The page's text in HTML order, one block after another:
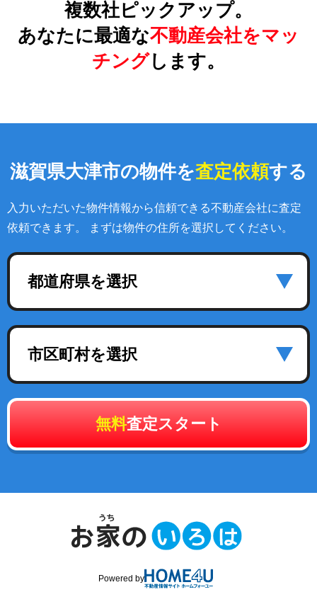
複数社ピックアップ。
あなたに最適な不動産会社をマッ
チングします。
滋賀県大津市の物件を査定依頼する
入力いただいた物件情報から信頼できる不動産会社に査定
依頼できます。 まずは物件の住所を選択してください。
都道府県を選択
市区町村を選択
無料査定スタート
Powered by